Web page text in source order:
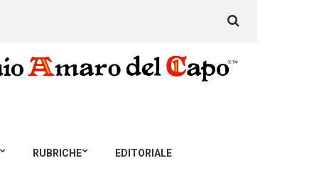
RUBRICHE EDITORIALE
for: